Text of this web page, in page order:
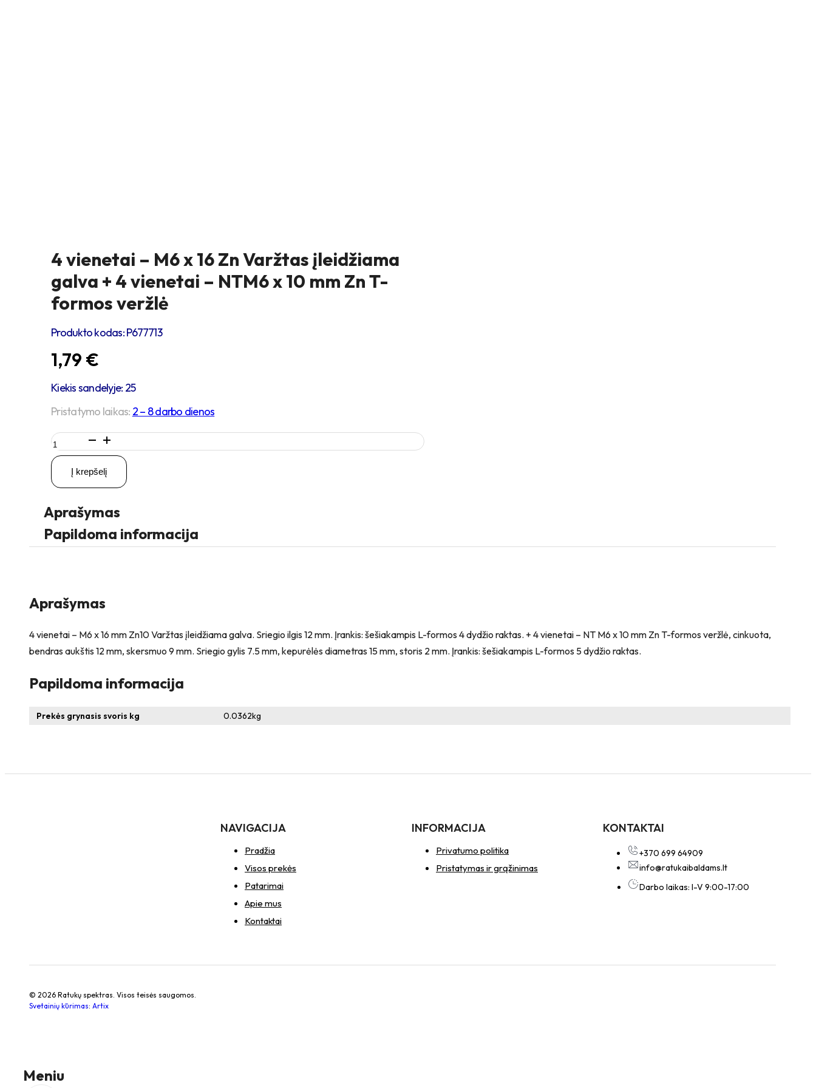
4 vienetai – M6 x 16 Zn Varžtas įleidžiama
galva + 4 vienetai – NTM6 x 10 mm Zn T-
formos veržlė
Produkto kodas:P677713
1,79 €
Kiekis sandelyje: 25
Pristatymo laikas: 2 – 8 darbo dienos
produkto
kiekis:
4
vienetai
–
x
16
Zn
Varžtas
vienetai
NTM6
10
Zn
veržlė
Į krepšelį
Aprašymas
Papildoma informacija
Aprašymas
4 vienetai – M6 x 16 mm Zn10 Varžtas įleidžiama galva. Sriegio ilgis 12 mm. Įrankis: šešiakampis L-formos 4 dydžio raktas. + 4 vienetai – NT M6 x 10 mm Zn T-formos veržlė, cinkuota,
bendras aukštis 12 mm, skersmuo 9 mm. Sriegio gylis 7.5 mm, kepurėlės diametras 15 mm, storis 2 mm. Įrankis: šešiakampis L-formos 5 dydžio raktas.
Papildoma informacija
Prekės grynasis svoris kg 0.0362kg
NAVIGACIJA
Pradžia
Visos prekės
Patarimai
Apie mus
Kontaktai
INFORMACIJA
Privatumo politika
Pristatymas ir grąžinimas
KONTAKTAI
+370 699 64909
info@ratukaibaldams.lt
Darbo laikas: I-V 9:00-17:00
© 2026 Ratukų spektras. Visos teisės saugomos.
Svetainių kūrimas: Artix
Meniu